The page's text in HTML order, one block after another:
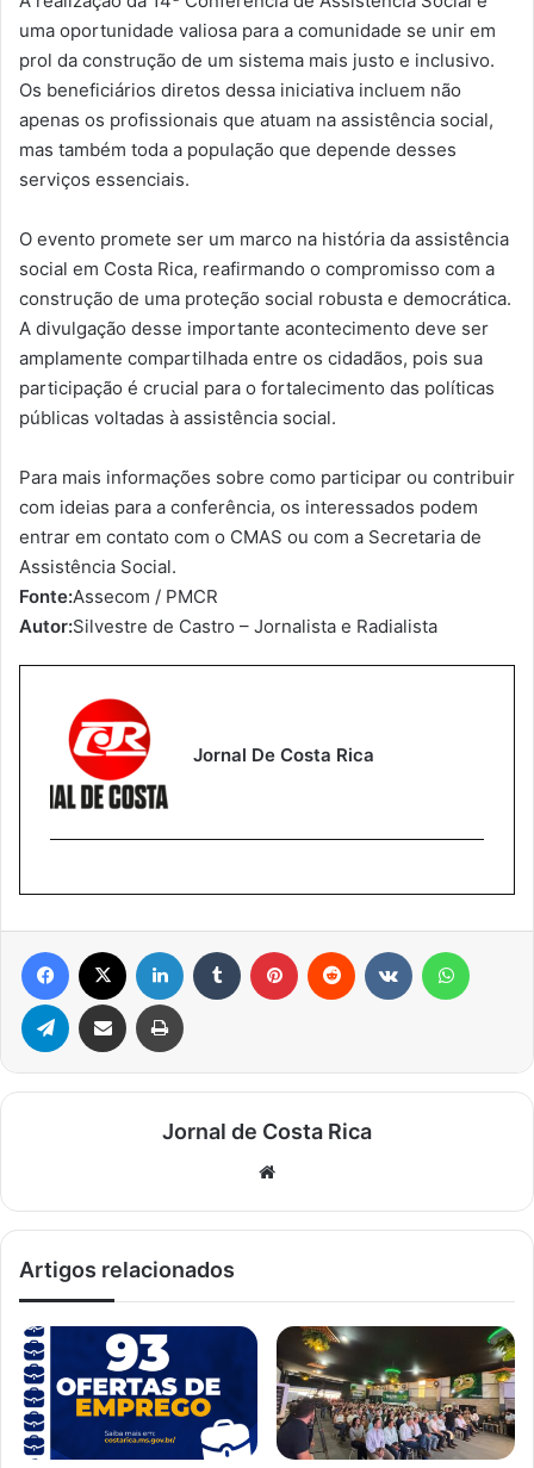
uma oportunidade valiosa para a comunidade se unir em
prol da construção de um sistema mais justo e inclusivo.
Os beneficiários diretos dessa iniciativa incluem não
apenas os profissionais que atuam na assistência social,
mas também toda a população que depende desses
serviços essenciais.
O evento promete ser um marco na história da assistência
social em Costa Rica, reafirmando o compromisso com a
construção de uma proteção social robusta e democrática.
A divulgação desse importante acontecimento deve ser
amplamente compartilhada entre os cidadãos, pois sua
participação é crucial para o fortalecimento das políticas
públicas voltadas à assistência social.
Para mais informações sobre como participar ou contribuir
com ideias para a conferência, os interessados podem
entrar em contato com o CMAS ou com a Secretaria de
Assistência Social.
Fonte:Assecom / PMCR
Autor:Silvestre de Castro – Jornalista e Radialista
Jornal De Costa Rica
Facebook Linkedin Tumblr Pinterest Reddit
Telegram Compartilhar via e-mail Imprimir
Jornal de Costa Rica
Artigos relacionados